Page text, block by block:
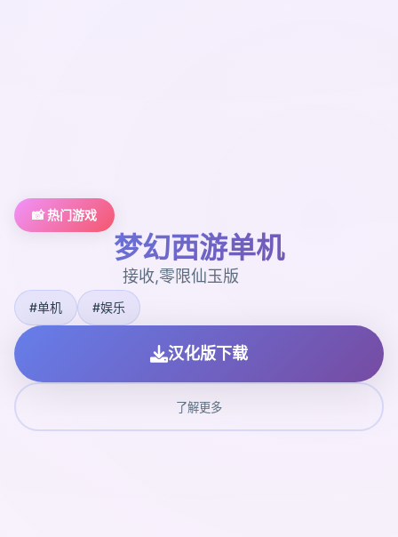
📸 热门游戏
梦幻西游单机
接收,零限仙玉版
#单机 #娱乐
汉化版下载
了解更多